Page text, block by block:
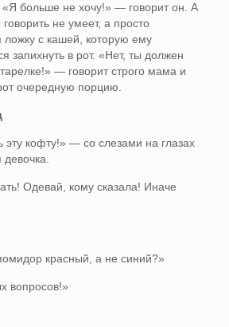
«Я больше не хочу!» — говорит он. А
не умеет, а просто
ложку с кашей, которую ему
запихнуть в рот. «Нет, ты должен
— говорит строго мама и
очередную порцию.
эту кофту!» — со слезами на глазах
Одевай, кому сказала! Иначе
красный, а не синий?»
вопросов!»